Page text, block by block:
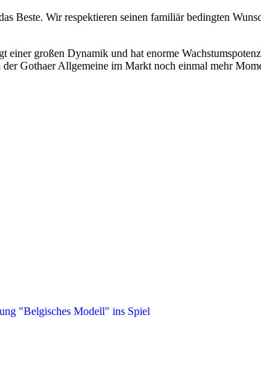
Beste. Wir respektieren seinen familiär bedingten
großen Dynamik und hat enorme
Gothaer Allgemeine im Markt noch einmal mehr